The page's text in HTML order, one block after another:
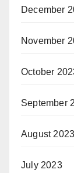
December
November
October
September
August 2023
July 2023